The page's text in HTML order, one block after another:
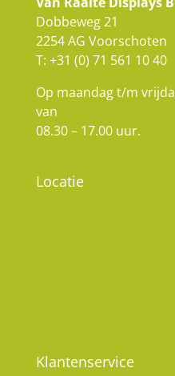
Dobbeweg 21
2254 AG Voorschoten
T: +31 (0) 71 561 10 40
Op maandag t/m
van
08.30 – 17.00 uur.
Locatie
Klantenservice